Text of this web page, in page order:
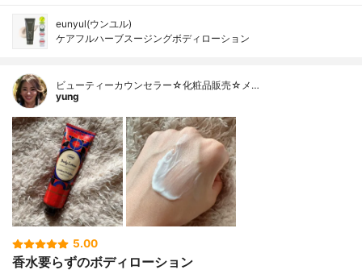
eunyul(ウンユル)
ケアフルハーブスージングボディローション
ビューティーカウンセラー☆化粧品販売☆メ…
yung
5.00
香水要らずのボディローション